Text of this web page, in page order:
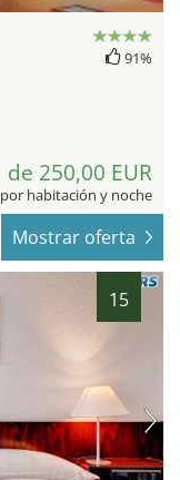
91%
de 250,00 EUR
por habitación y noche
Mostrar oferta
15